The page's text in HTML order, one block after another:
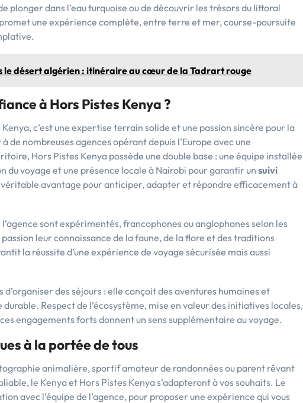
plonger dans l’eau turquoise ou de découvrir les trésors du littoral
promet une expérience complète, entre terre et mer, course-poursuite
le désert algérien : itinéraire au cœur de la Tadrart rouge
à Hors Pistes Kenya ?
c’est une expertise terrain solide et une passion sincère pour la
nombreuses agences opérant depuis l’Europe avec une
Hors Pistes Kenya possède une double base : une équipe installée
du voyage et une présence locale à Nairobi pour garantir unsuivi
véritable avantage pour anticiper, adapter et répondre efficacement à
sont expérimentés, francophones ou anglophones selon les
leur connaissance de la faune, de la flore et des traditions
la réussite d’une expérience de voyage sécurisée mais aussi
d’organiser des séjours : elle conçoit des aventures humaines et
Respect de l’écosystème, mise en valeur des initiatives locales,
engagements forts donnent un sens supplémentaire au voyage.
à la portée de tous
animalière, sportif amateur de randonnées ou parent rêvant
le Kenya et Hors Pistes Kenya s’adapteront à vos souhaits. Le
avec l’équipe de l’agence, pour proposer une expérience qui vous